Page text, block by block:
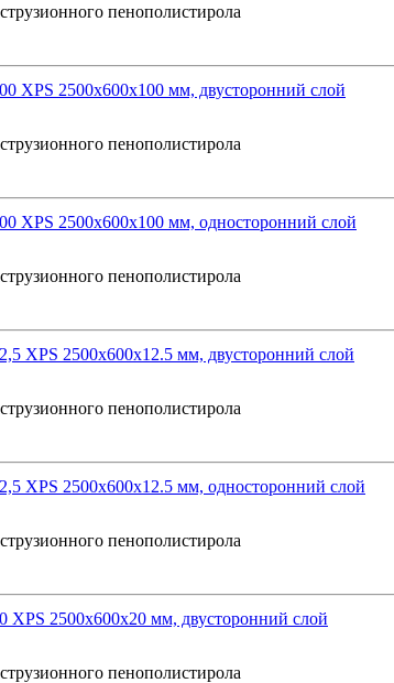
пенополистирола
XPS 2500x600x100 мм, двусторонний слой
пенополистирола
XPS 2500x600x100 мм, односторонний слой
пенополистирола
XPS 2500x600x12.5 мм, двусторонний слой
пенополистирола
XPS 2500x600x12.5 мм, односторонний слой
пенополистирола
XPS 2500x600x20 мм, двусторонний слой
пенополистирола